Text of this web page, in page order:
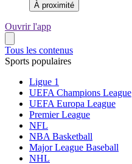
À proximité
Ouvrir l'app
Tous les contenus
Sports populaires
Ligue 1
UEFA Champions League
UEFA Europa League
Premier League
NFL
NBA Basketball
Major League Baseball
NHL